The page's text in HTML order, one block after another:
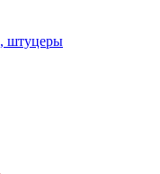
штуцеры